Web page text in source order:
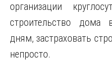
организации
строительство
дням, застраховать
непросто.